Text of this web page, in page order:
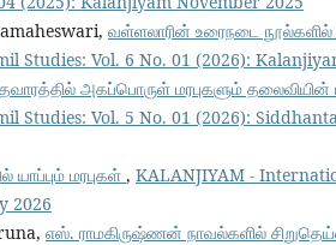
வள்ளலாரின் உரைநடை நூல்களில்
Studies: Vol. 6 No. 01 (2026):
அகப்பொருள் மரபுகளும்
Studies: Vol. 5 No. 01 (2026):
யாப்பும் மரபுகள் , KALANJIYAM -
2026
எஸ். ராமகிருஷ்ணன் நாவல்களில்